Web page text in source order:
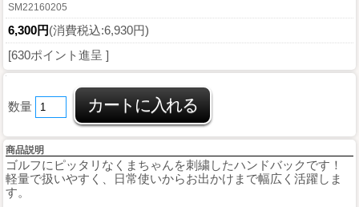
SM22160205
6,300円(消費税込:6,930円)
[630ポイント進呈 ]
数量
商品説明
ゴルフにピッタリなくまちゃんを刺繍したハンドバックです！
軽量で扱いやすく、日常使いからお出かけまで幅広く活躍しま
す。